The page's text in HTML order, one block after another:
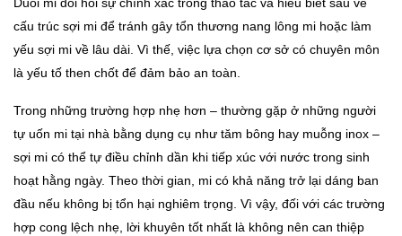
cấu trúc sợi mi để tránh gây tổn thương nang lông mi hoặc làm
yếu sợi mi về lâu dài. Vì thế, việc lựa chọn cơ sở có chuyên môn
là yếu tố then chốt để đảm bảo an toàn.
Trong những trường hợp nhẹ hơn – thường gặp ở những người
tự uốn mi tại nhà bằng dụng cụ như tăm bông hay muỗng inox –
sợi mi có thể tự điều chỉnh dần khi tiếp xúc với nước trong sinh
hoạt hằng ngày. Theo thời gian, mi có khả năng trở lại dáng ban
đầu nếu không bị tổn hại nghiêm trọng. Vì vậy, đối với các trường
hợp cong lệch nhẹ, lời khuyên tốt nhất là không nên can thiệp